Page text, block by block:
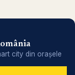
city din orașele